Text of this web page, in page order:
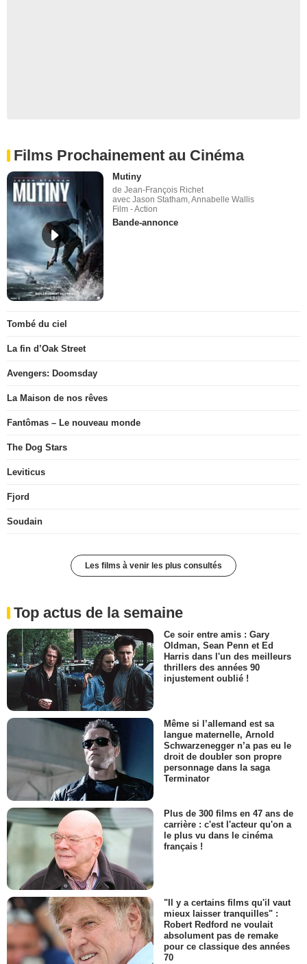
Films Prochainement au Cinéma
Mutiny
de Jean-François Richet
avec Jason Statham, Annabelle Wallis
Film - Action
Bande-annonce
Tombé du ciel
La fin d’Oak Street
Avengers: Doomsday
La Maison de nos rêves
Fantômas – Le nouveau monde
The Dog Stars
Leviticus
Fjord
Soudain
Les films à venir les plus consultés
Top actus de la semaine
Ce soir entre amis : Gary
Oldman, Sean Penn et Ed
Harris dans l'un des meilleurs
thrillers des années 90
injustement oublié !
Même si l’allemand est sa
langue maternelle, Arnold
Schwarzenegger n’a pas eu le
droit de doubler son propre
personnage dans la saga
Terminator
Plus de 300 films en 47 ans de
carrière : c'est l'acteur qu'on a
le plus vu dans le cinéma
français !
"Il y a certains films qu'il vaut
mieux laisser tranquilles" :
Robert Redford ne voulait
absolument pas de remake
pour ce classique des années
70